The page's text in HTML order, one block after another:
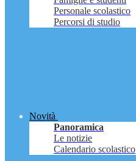
Personale scolastico
Percorsi di studio
Novità
Panoramica
Le notizie
Calendario scolastico